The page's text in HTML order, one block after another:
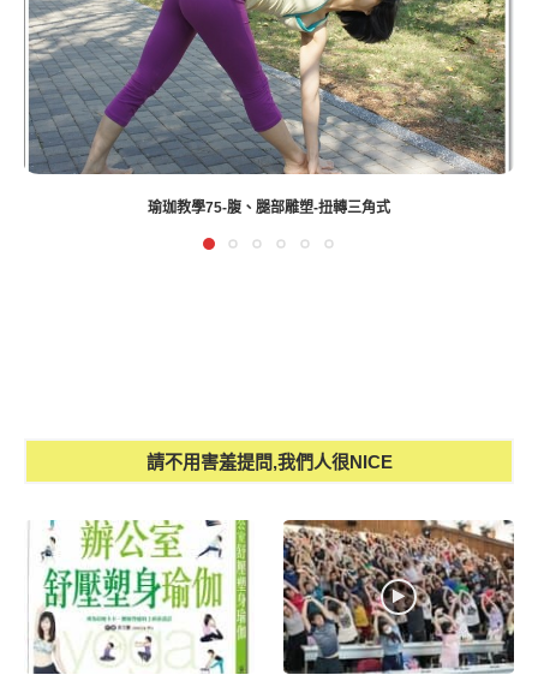
瑜珈教學189-拜日式+手平衡【影片】
請不用害羞提問,我們人很NICE